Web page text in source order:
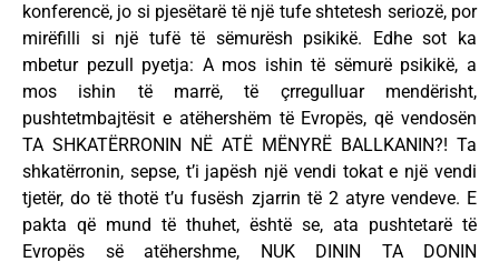
konferencë, jo si pjesëtarë të një tufe shtetesh seriozë, por
mirëfilli si një tufë të sëmurësh psikikë. Edhe sot ka
mbetur pezull pyetja: A mos ishin të sëmurë psikikë, a
mos ishin të marrë, të çrregulluar mendërisht,
pushtetmbajtësit e atëhershëm të Evropës, që vendosën
TA SHKATËRRONIN NË ATË MËNYRË BALLKANIN?! Ta
shkatërronin, sepse, t’i japësh një vendi tokat e një vendi
tjetër, do të thotë t’u fusësh zjarrin të 2 atyre vendeve. E
pakta që mund të thuhet, është se, ata pushtetarë të
Evropës së atëhershme, NUK DININ TA DONIN